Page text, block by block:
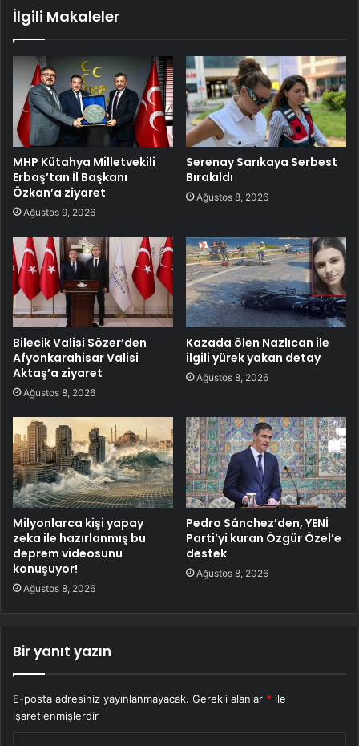
İlgili Makaleler
MHP Kütahya Milletvekili
Erbaş’tan İl Başkanı
Özkan’a ziyaret
Ağustos 9, 2026
Serenay Sarıkaya Serbest
Bırakıldı
Ağustos 8, 2026
Bilecik Valisi Sözer’den
Afyonkarahisar Valisi
Aktaş’a ziyaret
Ağustos 8, 2026
Kazada ölen Nazlıcan ile
ilgili yürek yakan detay
Ağustos 8, 2026
Milyonlarca kişi yapay
zeka ile hazırlanmış bu
deprem videosunu
konuşuyor!
Ağustos 8, 2026
Pedro Sánchez’den, YENİ
Parti’yi kuran Özgür Özel’e
destek
Ağustos 8, 2026
Bir yanıt yazın
E-posta adresiniz yayınlanmayacak. Gerekli alanlar * ile
işaretlenmişlerdir